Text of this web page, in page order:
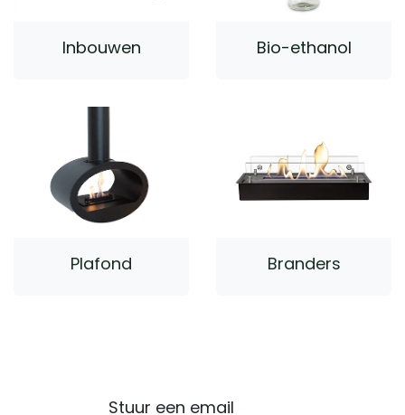
Inbouwen Bio-ethanol
Plafond Branders
Stuur een email